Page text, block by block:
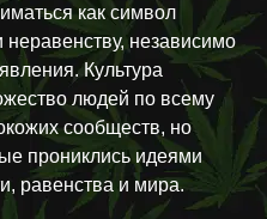
как символ
независимо
Культура
людей по всему
сообществ, но
прониклись идеями
равенства и мира.